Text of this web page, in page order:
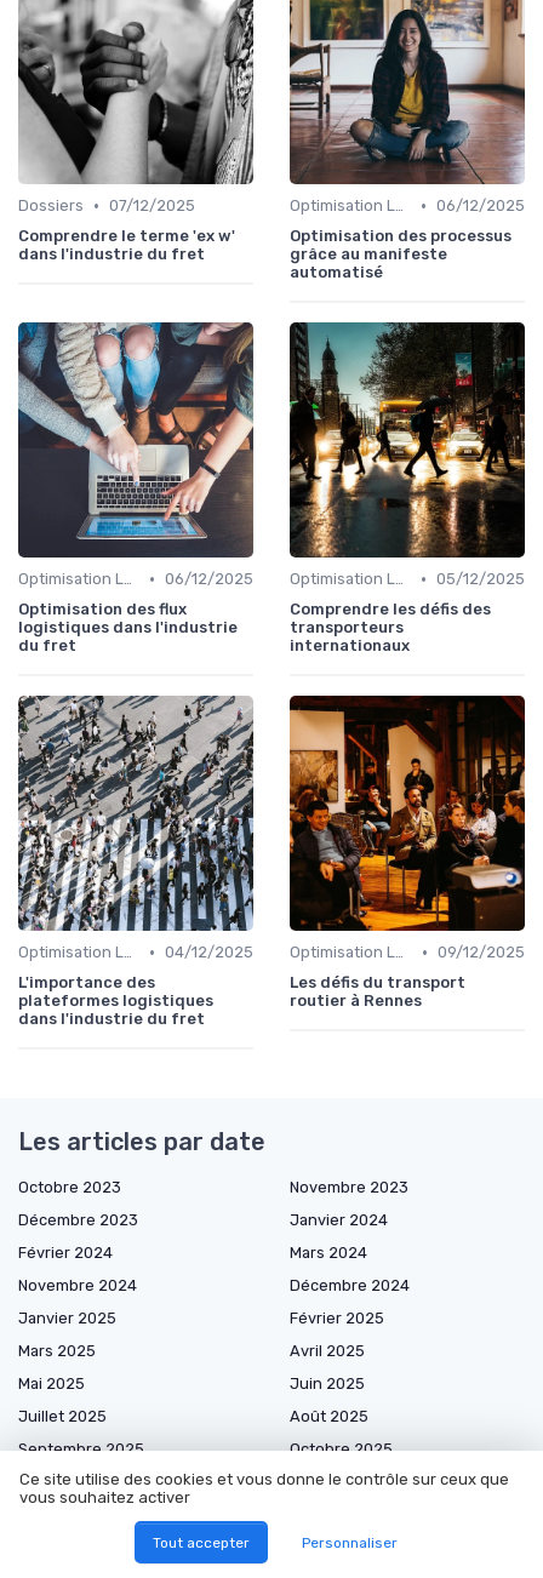
Dossiers • 07/12/2025
Comprendre le terme 'ex w'
dans l'industrie du fret
Optimisation Logistique • 06/12/2025
Optimisation des processus
grâce au manifeste
automatisé
Optimisation Logistique • 06/12/2025
Optimisation des flux
logistiques dans l'industrie
du fret
Optimisation Logistique • 05/12/2025
Comprendre les défis des
transporteurs
internationaux
Optimisation Logistique • 04/12/2025
L'importance des
plateformes logistiques
dans l'industrie du fret
Optimisation Logistique • 09/12/2025
Les défis du transport
routier à Rennes
Les articles par date
Octobre 2023
Novembre 2023
Décembre 2023
Janvier 2024
Février 2024
Mars 2024
Novembre 2024
Décembre 2024
Janvier 2025
Février 2025
Mars 2025
Avril 2025
Mai 2025
Juin 2025
Juillet 2025
Août 2025
Septembre 2025
Octobre 2025
Novembre 2025
Décembre 2025
Avril 2026
Ce site utilise des cookies et vous donne le contrôle sur ceux que
vous souhaitez activer
Tout accepter Personnaliser